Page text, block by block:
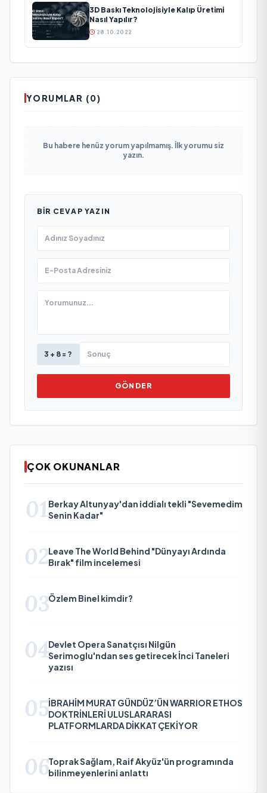
3D Baskı Teknolojisiyle Kalıp Üretimi
Nasıl Yapılır?
28.10.2022
YORUMLAR (0)
Bu habere henüz yorum yapılmamış. İlk yorumu siz
yazın.
BIR CEVAP YAZIN
3 + 8 = ?
GÖNDER
ÇOK OKUNANLAR
01 Berkay Altunyay'dan iddialı tekli "Sevemedim
Senin Kadar"
02Leave The World Behind "Dünyayı Ardında
Bırak" film incelemesi
03Özlem Binel kimdir?
04Devlet Opera Sanatçısı Nilgün
Serimoglu'ndan ses getirecek İnci Taneleri
yazısı
05İBRAHİM MURAT GÜNDÜZ’ÜN WARRIOR ETHOS
DOKTRİNLERİ ULUSLARARASI
PLATFORMLARDA DİKKAT ÇEKİYOR
06Toprak Sağlam, Raif Akyüz'ün programında
bilinmeyenlerini anlattı